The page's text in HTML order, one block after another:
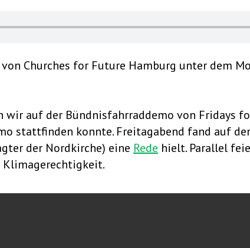
Churches for Future Hamburg unter dem
wir auf der Bündnisfahrraddemo von Fridays
stattfinden konnte. Freitagabend fand auf
der Nordkirche) eine Rede hielt. Parallel
Klimagerechtigkeit.